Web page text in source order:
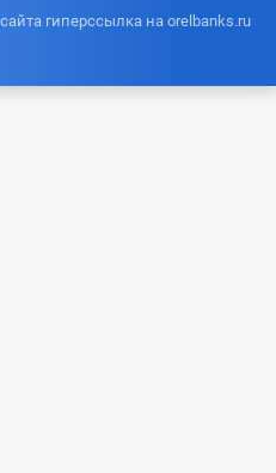
гиперссылка на orelbanks.ru